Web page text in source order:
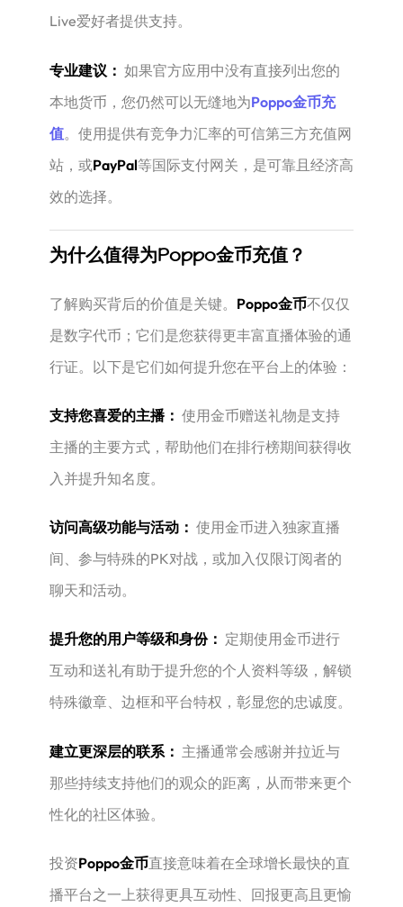
Live爱好者提供支持。
专业建议： ​ 如果官方应用中没有直接列出您的
本地货币，您仍然可以无缝地为Poppo金币充
值。使用提供有竞争力汇率的可信第三方充值网
站，或PayPal等国际支付网关，是可靠且经济高
效的选择。
为什么值得为Poppo金币充值？
了解购买背后的价值是关键。 Poppo金币不仅仅
是数字代币；它们是您获得更丰富直播体验的通
行证。以下是它们如何提升您在平台上的体验：
支持您喜爱的主播： ​ 使用金币赠送礼物是支持
主播的主要方式，帮助他们在排行榜期间获得收
入并提升知名度。
访问高级功能与活动： ​ 使用金币进入独家直播
间、参与特殊的PK对战，或加入仅限订阅者的
聊天和活动。
提升您的用户等级和身份： ​ 定期使用金币进行
互动和送礼有助于提升您的个人资料等级，解锁
特殊徽章、边框和平台特权，彰显您的忠诚度。
建立更深层的联系： ​ 主播通常会感谢并拉近与
那些持续支持他们的观众的距离，从而带来更个
性化的社区体验。
投资Poppo金币直接意味着在全球增长最快的直
播平台之一上获得更具互动性、回报更高且更愉